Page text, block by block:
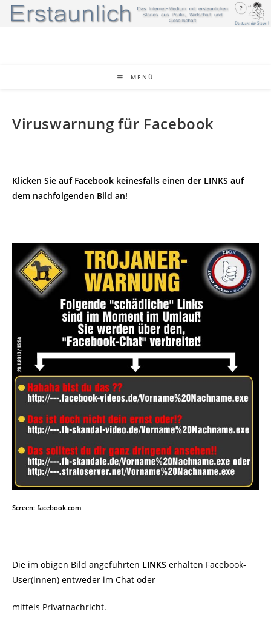
Zum
Inhalt
MENÜ
Viruswarnung für Facebook
Klicken Sie auf Facebook keinesfalls einen der LINKS auf
dem nachfolgenden Bild an!
Screen: facebook.com
Die im obigen Bild angeführten LINKS erhalten Facebook-
User(innen) entweder im Chat oder
mittels Privatnachricht.